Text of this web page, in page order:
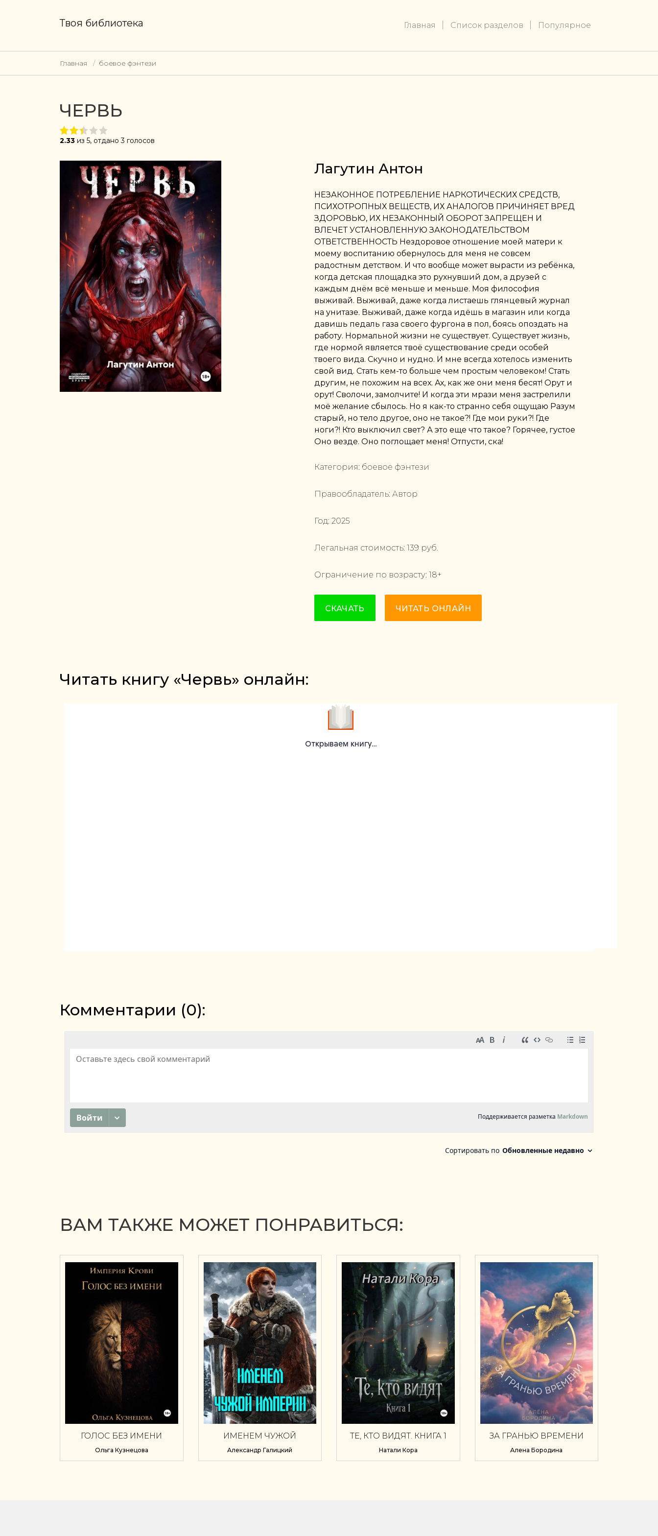
Твоя библиотека Главная Список разделов Популярное
Главная боевое фэнтези
ЧЕРВЬ
2.33 из 5, отдано 3 голосов
Лагутин Антон
НЕЗАКОННОЕ ПОТРЕБЛЕНИЕ НАРКОТИЧЕСКИХ СРЕДСТВ,
ПСИХОТРОПНЫХ ВЕЩЕСТВ, ИХ АНАЛОГОВ ПРИЧИНЯЕТ ВРЕД
ЗДОРОВЬЮ, ИХ НЕЗАКОННЫЙ ОБОРОТ ЗАПРЕЩЕН И
ВЛЕЧЕТ УСТАНОВЛЕННУЮ ЗАКОНОДАТЕЛЬСТВОМ
ОТВЕТСТВЕННОСТЬ Нездоровое отношение моей матери к
моему воспитанию обернулось для меня не совсем
радостным детством. И что вообще может вырасти из ребёнка,
когда детская площадка это рухнувший дом, а друзей с
каждым днём всё меньше и меньше. Моя философия
выживай. Выживай, даже когда листаешь глянцевый журнал
на унитазе. Выживай, даже когда идёшь в магазин или когда
давишь педаль газа своего фургона в пол, боясь опоздать на
работу. Нормальной жизни не существует. Существует жизнь,
где нормой является твоё существование среди особей
твоего вида. Скучно и нудно. И мне всегда хотелось изменить
свой вид. Стать кем-то больше чем простым человеком! Стать
другим, не похожим на всех. Ах, как же они меня бесят! Орут и
орут! Сволочи, замолчите! И когда эти мрази меня застрелили
моё желание сбылось. Но я как-то странно себя ощущаю Разум
старый, но тело другое, оно не такое?! Где мои руки?! Где
ноги?! Кто выключил свет? А это еще что такое? Горячее, густое
Оно везде. Оно поглощает меня! Отпусти, ска!
Категория: боевое фэнтези
Правообладатель: Автор
Год: 2025
Легальная стоимость: 139 руб.
Ограничение по возрасту: 18+
СКАЧАТЬ ЧИТАТЬ ОНЛАЙН
Читать книгу «Червь» онлайн:
Комментарии (0):
ВАМ ТАКЖЕ МОЖЕТ ПОНРАВИТЬСЯ:
ГОЛОС БЕЗ ИМЕНИ
Ольга Кузнецова
ИМЕНЕМ ЧУЖОЙ
Александр Галицкий
ТЕ, КТО ВИДЯТ. КНИГА 1
Натали Кора
ЗА ГРАНЬЮ ВРЕМЕНИ
Алена Бородина